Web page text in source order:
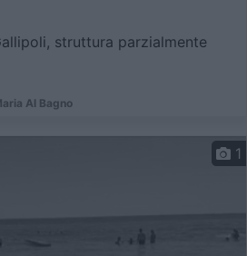
struttura parzialmente
Al Bagno
1